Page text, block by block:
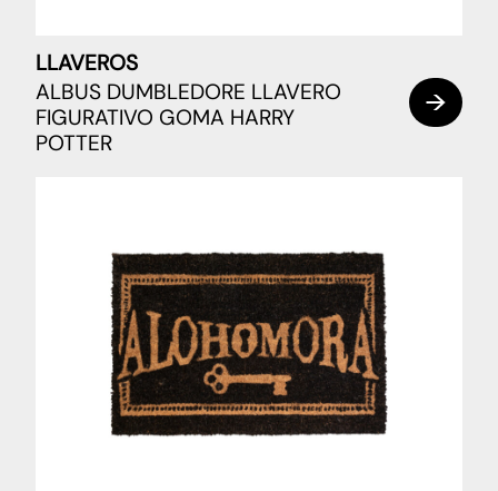
LLAVEROS
ALBUS DUMBLEDORE LLAVERO
FIGURATIVO GOMA HARRY
POTTER